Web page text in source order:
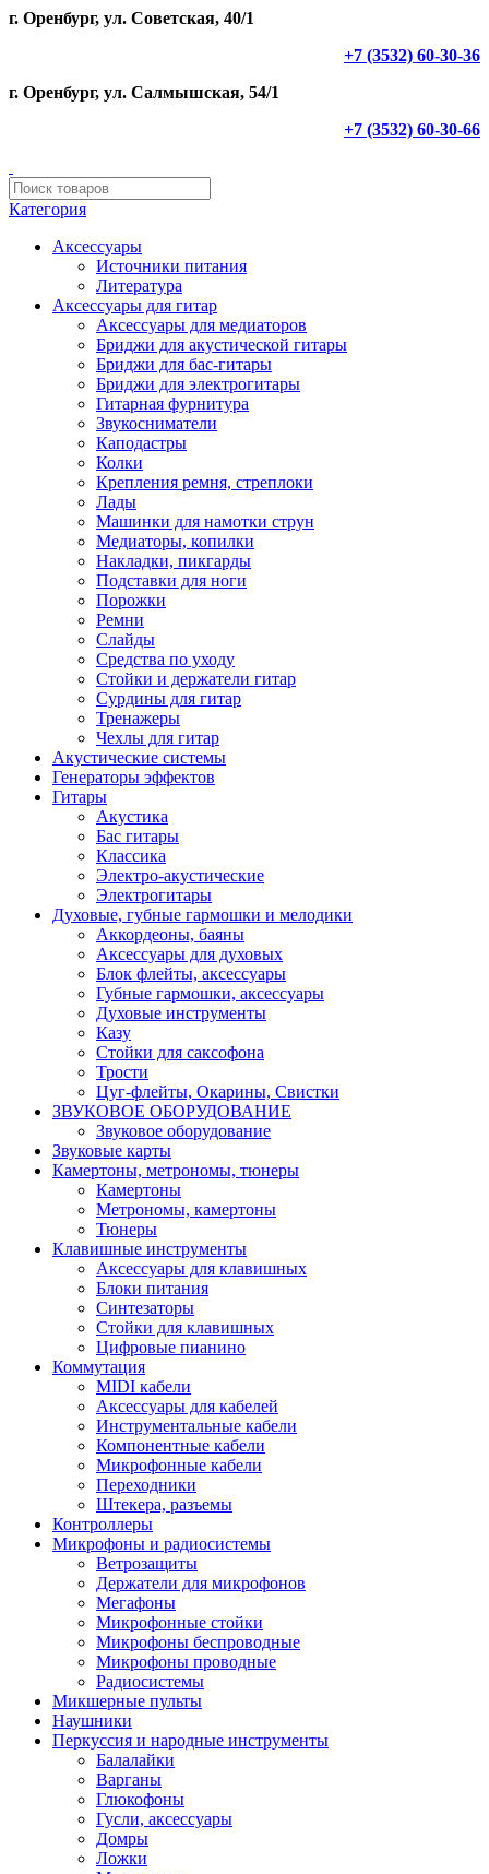
г. Оренбург, ул. Советская, 40/1
+7 (3532) 60-30-36
г. Оренбург, ул. Салмышская, 54/1
+7 (3532) 60-30-66
Категория
Аксессуары
Источники питания
Литература
Аксессуары для гитар
Аксессуары для медиаторов
Бриджи для акустической гитары
Бриджи для бас-гитары
Бриджи для электрогитары
Гитарная фурнитура
Звукосниматели
Каподастры
Колки
Крепления ремня, стреплоки
Лады
Машинки для намотки струн
Медиаторы, копилки
Накладки, пикгарды
Подставки для ноги
Порожки
Ремни
Слайды
Средства по уходу
Стойки и держатели гитар
Сурдины для гитар
Тренажеры
Чехлы для гитар
Акустические системы
Генераторы эффектов
Гитары
Акустика
Бас гитары
Классика
Электро-акустические
Электрогитары
Духовые, губные гармошки и мелодики
Аккордеоны, баяны
Аксессуары для духовых
Блок флейты, аксессуары
Губные гармошки, аксессуары
Духовые инструменты
Казу
Стойки для саксофона
Трости
Цуг-флейты, Окарины, Свистки
ЗВУКОВОЕ ОБОРУДОВАНИЕ
Звуковое оборудование
Звуковые карты
Камертоны, метрономы, тюнеры
Камертоны
Метрономы, камертоны
Тюнеры
Клавишные инструменты
Аксессуары для клавишных
Блоки питания
Синтезаторы
Стойки для клавишных
Цифровые пианино
Коммутация
MIDI кабели
Аксессуары для кабелей
Инструментальные кабели
Компонентные кабели
Микрофонные кабели
Переходники
Штекера, разъемы
Контроллеры
Микрофоны и радиосистемы
Ветрозащиты
Держатели для микрофонов
Мегафоны
Микрофонные стойки
Микрофоны беспроводные
Микрофоны проводные
Радиосистемы
Микшерные пульты
Наушники
Перкуссия и народные инструменты
Балалайки
Варганы
Глюкофоны
Гусли, аксессуары
Домры
Ложки